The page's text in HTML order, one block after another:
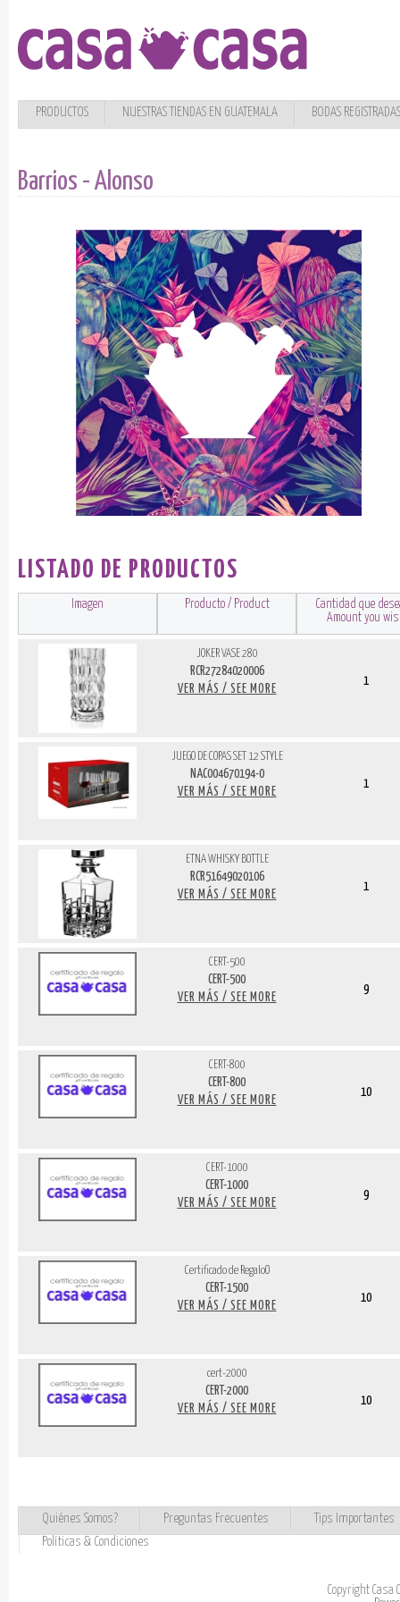
PRODUCTOS NUESTRAS TIENDAS EN GUATEMALA BODAS REGISTRADAS
Barrios - Alonso
LISTADO DE PRODUCTOS
Imagen Producto / Product
Cantidad que
Amount you
JOKER VASE 280
RCR27284020006
VER MÁS / SEE MORE
1
JUEGO DE COPAS SET 12 STYLE
NAC004670194-0
VER MÁS / SEE MORE
1
ETNA WHISKY BOTTLE
RCR51649020106
VER MÁS / SEE MORE
1
CERT-500
CERT-500
VER MÁS / SEE MORE
9
CERT-800
CERT-800
VER MÁS / SEE MORE
10
CERT-1000
CERT-1000
VER MÁS / SEE MORE
9
Certificado de RegaloO
CERT-1500
VER MÁS / SEE MORE
10
cert-2000
CERT-2000
VER MÁS / SEE MORE
10
Quiénes Somos? Preguntas Frecuentes
Tips Importantes
Políticas & Condiciones
Copyright Casa